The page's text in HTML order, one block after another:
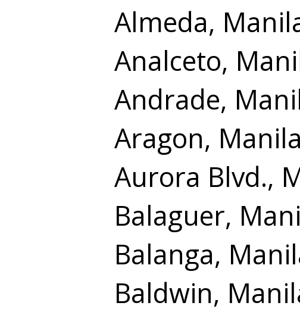
Almeda,
Analceto,
Andrade,
Aragon, Manila
Aurora Blvd.,
Balaguer,
Balanga,
Baldwin,